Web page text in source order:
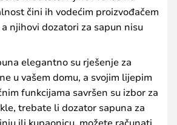
čini ih vodećim proizvođačem
njihovi dozatori za sapun nisu
elegantno su rješenje za
u vašem domu, a svojim lijepim
funkcijama savršen su izbor za
trebate li dozator sapuna za
ili kupaonicu, možete računati